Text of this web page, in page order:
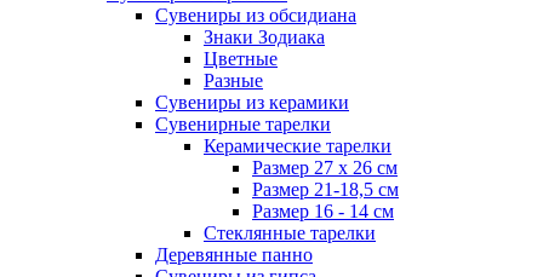
Сувениры из обсидиана
Знаки Зодиака
Цветные
Разные
Сувениры из керамики
Сувенирные тарелки
Керамические тарелки
Размер 27 х 26 см
Размер 21-18,5 см
Размер 16 - 14 см
Стеклянные тарелки
Деревянные панно